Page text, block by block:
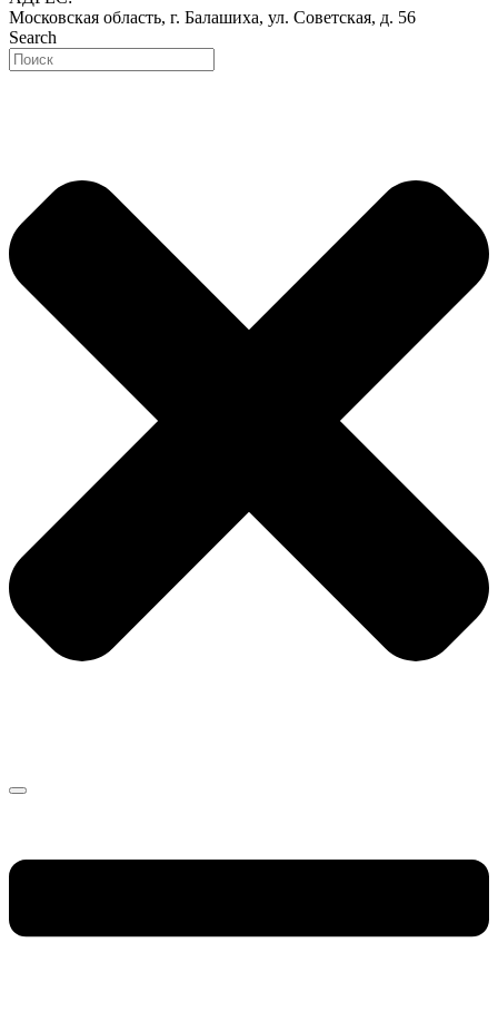
Московская область, г. Балашиха, ул. Советская, д. 56
Search